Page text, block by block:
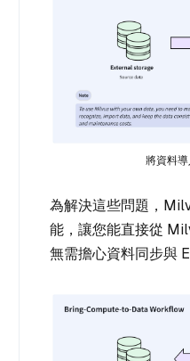
將資料
為解決這些問題，
能，讓您能直接從
無需擔心資料同步與